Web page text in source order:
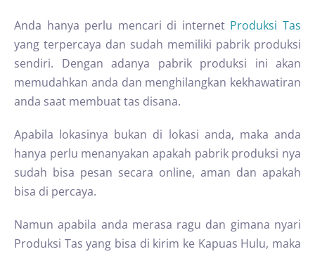
Anda hanya perlu mencari di internet Produksi Tas
yang terpercaya dan sudah memiliki pabrik produksi
sendiri. Dengan adanya pabrik produksi ini akan
memudahkan anda dan menghilangkan kekhawatiran
anda saat membuat tas disana.
Apabila lokasinya bukan di lokasi anda, maka anda
hanya perlu menanyakan apakah pabrik produksi nya
sudah bisa pesan secara online, aman dan apakah
bisa di percaya.
Namun apabila anda merasa ragu dan gimana nyari
Produksi Tas yang bisa di kirim ke Kapuas Hulu, maka